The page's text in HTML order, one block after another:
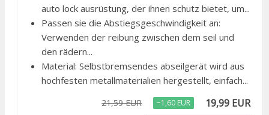
auto lock ausrüstung, der ihnen schutz bietet, um...
Passen sie die Abstiegsgeschwindigkeit an:
Verwenden der reibung zwischen dem seil und
den rädern...
Material: Selbstbremsendes abseilgerät wird aus
hochfesten metallmaterialien hergestellt, einfach...
21,59 EUR −1,60 EUR 19,99 EUR